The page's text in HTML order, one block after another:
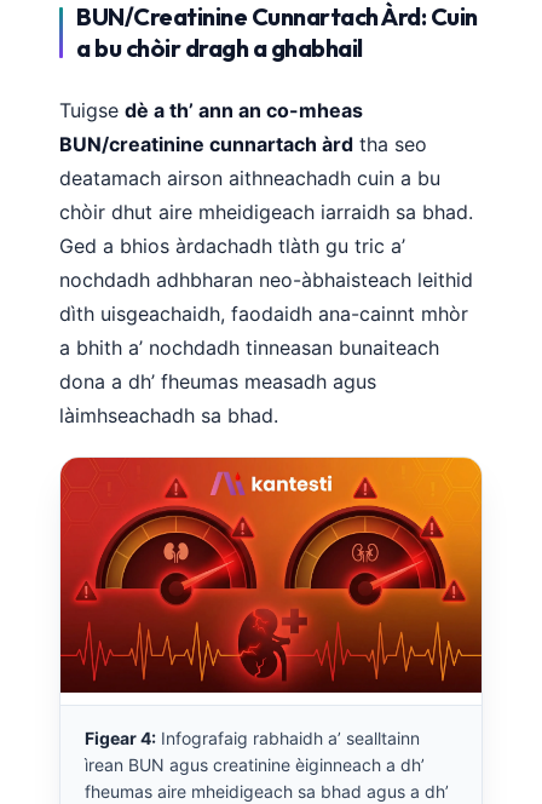
BUN/Creatinine Cunnartach Àrd: Cuin
a bu chòir dragh a ghabhail
Tuigse dè a th’ ann an co-mheas
BUN/creatinine cunnartach àrd tha seo
deatamach airson aithneachadh cuin a bu
chòir dhut aire mheidigeach iarraidh sa bhad.
Ged a bhios àrdachadh tlàth gu tric a’
nochdadh adhbharan neo-àbhaisteach leithid
dìth uisgeachaidh, faodaidh ana-cainnt mhòr
a bhith a’ nochdadh tinneasan bunaiteach
dona a dh’ fheumas measadh agus
làimhseachadh sa bhad.
Figear 4: Infografaig rabhaidh a’ sealltainn
ìrean BUN agus creatinine èiginneach a dh’
fheumas aire mheidigeach sa bhad agus a dh’